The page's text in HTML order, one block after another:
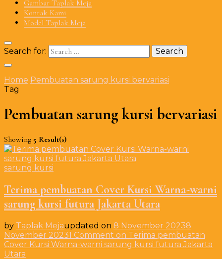
Gambar Taplak Meja
Kontak Kami
Model Taplak Meja
Search for:
Home Pembuatan sarung kursi bervariasi
Tag
Pembuatan sarung kursi bervariasi
Showing 5 Result(s)
sarung kursi
Terima pembuatan Cover Kursi Warna-warni
sarung kursi futura Jakarta Utara
by Taplak Mejaupdated on 8 November 20238
November 20231 Comment on Terima pembuatan
Cover Kursi Warna-warni sarung kursi futura Jakarta
Utara